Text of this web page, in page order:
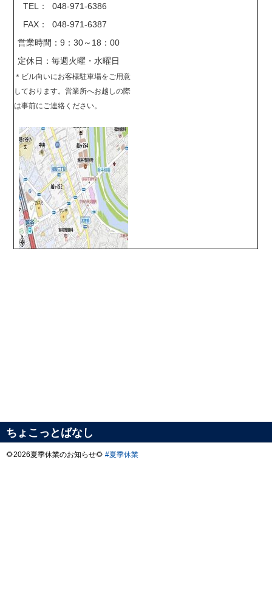
TEL： 048-971-6386
FAX： 048-971-6387
営業時間：9：30～18：00
定休日：毎週火曜・水曜日
＊ ビル向いにお客様駐車場をご用意
しております。営業所へお越しの際
は事前に ご連絡ください。
ちょこっとばなし